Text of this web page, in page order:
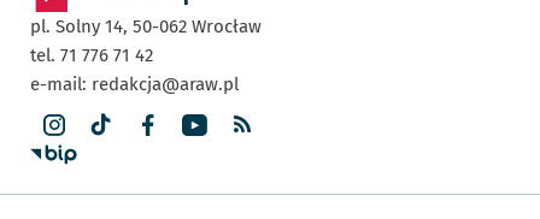
pl. Solny 14, 50-062 Wrocław
tel. 71 776 71 42
e-mail: redakcja@araw.pl